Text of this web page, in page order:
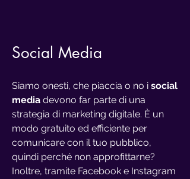
Social Media
Siamo onesti, che piaccia o no i social
media devono far parte di una
strategia di marketing digitale. È un
modo gratuito ed efficiente per
comunicare con il tuo pubblico,
quindi perché non approfittarne?
Inoltre, tramite Facebook e Instagram